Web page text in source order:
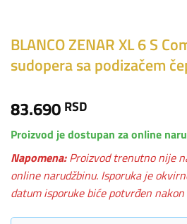
BLANCO ZENAR XL 6 S
sudopera sa podizačem
83.690 RSD
Proizvod je dostupan za online
Napomena: Proizvod trenutno nije
online narudžbinu. Isporuka je
datum isporuke biće potvrđen